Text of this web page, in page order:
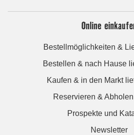
Online
Bestellmöglichkeiten &
Bestellen & nach Hause
Kaufen & in den Markt
Reservieren &
Prospekte und
Newsletter